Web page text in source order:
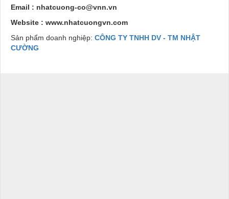
Email : nhatcuong-co@vnn.vn
Website : www.nhatcuongvn.com
Sản phẩm doanh nghiệp: CÔNG TY TNHH DV - TM NHẬT
CƯỜNG